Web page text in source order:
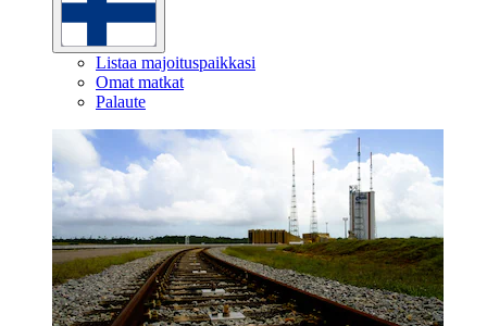
Listaa majoituspaikkasi
Omat matkat
Palaute